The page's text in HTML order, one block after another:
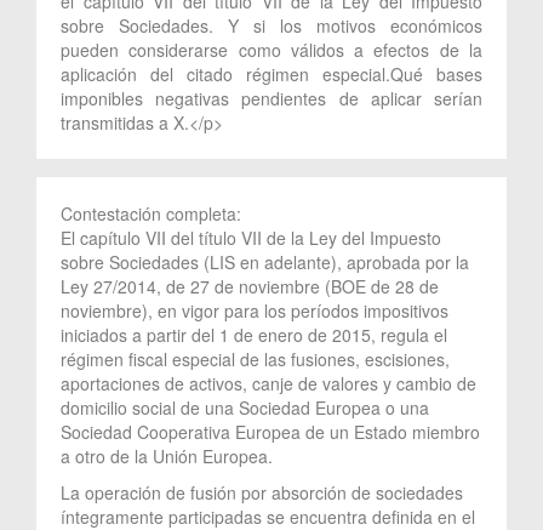
sobre Sociedades. Y si los motivos económicos
pueden considerarse como válidos a efectos de la
aplicación del citado régimen especial.Qué bases
imponibles negativas pendientes de aplicar serían
transmitidas a X.</p>
Contestación completa:
El capítulo VII del título VII de la Ley del Impuesto
sobre Sociedades (LIS en adelante), aprobada por la
Ley 27/2014, de 27 de noviembre (BOE de 28 de
noviembre), en vigor para los períodos impositivos
iniciados a partir del 1 de enero de 2015, regula el
régimen fiscal especial de las fusiones, escisiones,
aportaciones de activos, canje de valores y cambio de
domicilio social de una Sociedad Europea o una
Sociedad Cooperativa Europea de un Estado miembro
a otro de la Unión Europea.
La operación de fusión por absorción de sociedades
íntegramente participadas se encuentra definida en el